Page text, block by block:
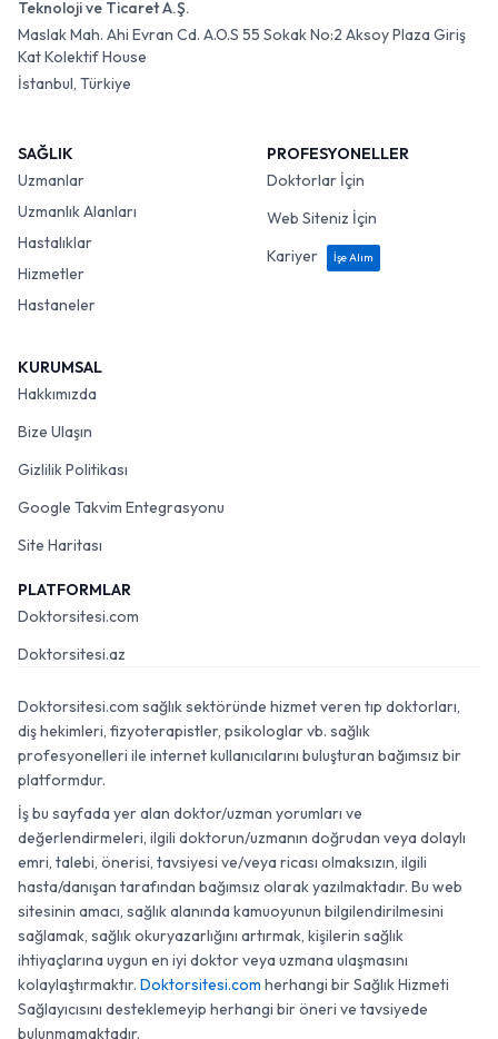
Teknoloji ve Ticaret A.Ş.
Maslak Mah. Ahi Evran Cd. A.O.S 55 Sokak No:2 Aksoy Plaza Giriş
Kat Kolektif House
İstanbul, Türkiye
SAĞLIK
Uzmanlar
Uzmanlık Alanları
Hastalıklar
Hizmetler
Hastaneler
PROFESYONELLER
Doktorlar İçin
Web Siteniz İçin
Kariyer
İşe Alım
KURUMSAL
Hakkımızda
Bize Ulaşın
Gizlilik Politikası
Google Takvim Entegrasyonu
Site Haritası
PLATFORMLAR
Doktorsitesi.com
Doktorsitesi.az
Doktorsitesi.com sağlık sektöründe hizmet veren tıp doktorları,
diş hekimleri, fizyoterapistler, psikologlar vb. sağlık
profesyonelleri ile internet kullanıcılarını buluşturan bağımsız bir
platformdur.
İş bu sayfada yer alan doktor/uzman yorumları ve
değerlendirmeleri, ilgili doktorun/uzmanın doğrudan veya dolaylı
emri, talebi, önerisi, tavsiyesi ve/veya ricası olmaksızın, ilgili
hasta/danışan tarafından bağımsız olarak yazılmaktadır. Bu web
sitesinin amacı, sağlık alanında kamuoyunun bilgilendirilmesini
sağlamak, sağlık okuryazarlığını artırmak, kişilerin sağlık
ihtiyaçlarına uygun en iyi doktor veya uzmana ulaşmasını
kolaylaştırmaktır. Doktorsitesi.com herhangi bir Sağlık Hizmeti
Sağlayıcısını desteklemeyip herhangi bir öneri ve tavsiyede
bulunmamaktadır.